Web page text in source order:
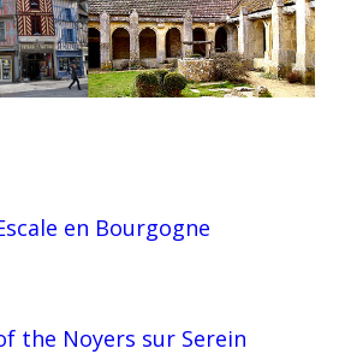
en Bourgogne
the Noyers sur Serein